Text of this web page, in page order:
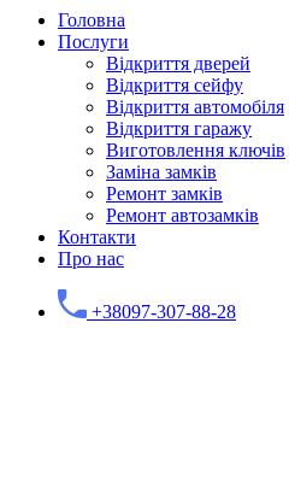
Головна
Послуги
Відкриття дверей
Відкриття сейфу
Відкриття автомобіля
Відкриття гаражу
Виготовлення ключів
Заміна замків
Ремонт замків
Ремонт автозамків
Контакти
Про нас
+38097-307-88-28